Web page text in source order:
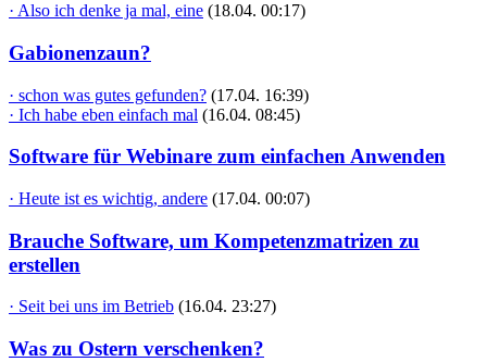
· Also ich denke ja mal, eine (18.04. 00:17)
Gabionenzaun?
· schon was gutes gefunden? (17.04. 16:39)
· Ich habe eben einfach mal (16.04. 08:45)
Software für Webinare zum einfachen Anwenden
· Heute ist es wichtig, andere (17.04. 00:07)
Brauche Software, um Kompetenzmatrizen zu
erstellen
· Seit bei uns im Betrieb (16.04. 23:27)
Was zu Ostern verschenken?